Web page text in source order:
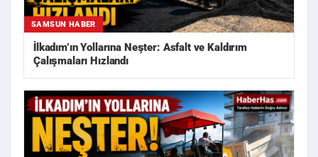
SAMSUN HABER
İlkadım’ın Yollarına Neşter: Asfalt ve Kaldırım
Çalışmaları Hızlandı